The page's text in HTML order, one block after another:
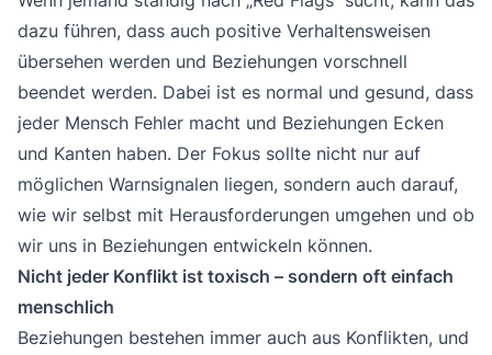
dazu führen, dass auch positive Verhaltensweisen
übersehen werden und Beziehungen vorschnell
beendet werden. Dabei ist es normal und gesund, dass
jeder Mensch Fehler macht und Beziehungen Ecken
und Kanten haben. Der Fokus sollte nicht nur auf
möglichen Warnsignalen liegen, sondern auch darauf,
wie wir selbst mit Herausforderungen umgehen und ob
wir uns in Beziehungen entwickeln können.
Nicht jeder Konflikt ist toxisch – sondern oft einfach
menschlich
Beziehungen bestehen immer auch aus Konflikten, und